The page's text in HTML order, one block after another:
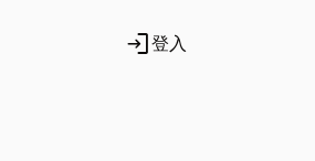
login登入